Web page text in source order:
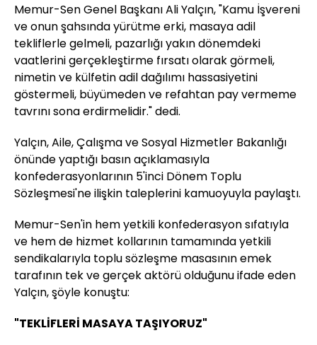
Memur-Sen Genel Başkanı Ali Yalçın, "Kamu İşvereni
ve onun şahsında yürütme erki, masaya adil
tekliflerle gelmeli, pazarlığı yakın dönemdeki
vaatlerini gerçekleştirme fırsatı olarak görmeli,
nimetin ve külfetin adil dağılımı hassasiyetini
göstermeli, büyümeden ve refahtan pay vermeme
tavrını sona erdirmelidir." dedi.
Yalçın, Aile, Çalışma ve Sosyal Hizmetler Bakanlığı
önünde yaptığı basın açıklamasıyla
konfederasyonlarının 5'inci Dönem Toplu
Sözleşmesi'ne ilişkin taleplerini kamuoyuyla paylaştı.
Memur-Sen'in hem yetkili konfederasyon sıfatıyla
ve hem de hizmet kollarının tamamında yetkili
sendikalarıyla toplu sözleşme masasının emek
tarafının tek ve gerçek aktörü olduğunu ifade eden
Yalçın, şöyle konuştu:
"TEKLİFLERİ MASAYA TAŞIYORUZ"